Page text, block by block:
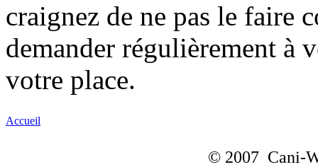
craignez de ne pas le faire
demander régulièrement à
votre place.
Accueil
© 2007 Cani-